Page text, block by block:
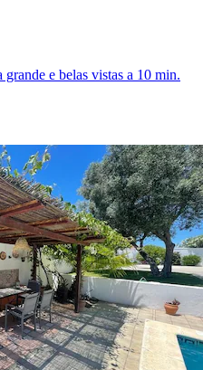
grande e belas vistas a 10 min.